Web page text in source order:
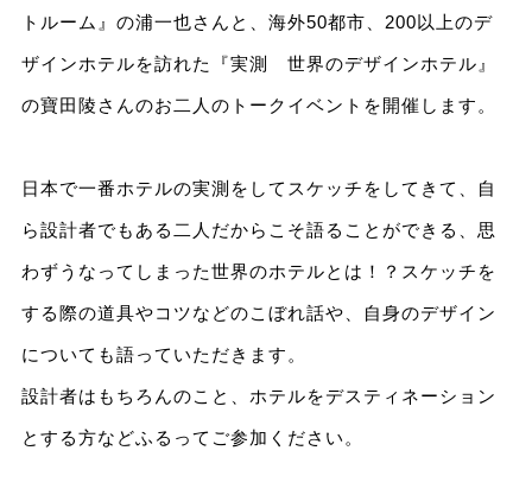
トルーム』の浦一也さんと、海外50都市、200以上のデ
ザインホテルを訪れた『実測 世界のデザインホテル』
の寶田陵さんのお二人のトークイベントを開催します。
日本で一番ホテルの実測をしてスケッチをしてきて、自
ら設計者でもある二人だからこそ語ることができる、思
わずうなってしまった世界のホテルとは！？スケッチを
する際の道具やコツなどのこぼれ話や、自身のデザイン
についても語っていただきます。
設計者はもちろんのこと、ホテルをデスティネーション
とする方などふるってご参加ください。